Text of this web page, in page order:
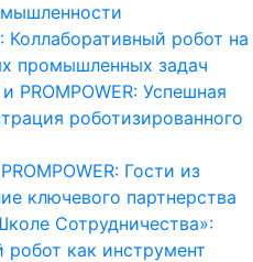
Коллаборативный робот на
промышленных задач
Успешная
роботизированного
Гости из
ключевого партнерства
Сотрудничества»:
робот как инструмент